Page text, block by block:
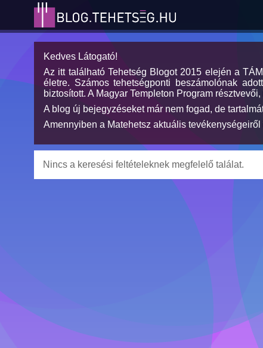
Kedves Látogató!
Az itt található Tehetség Blogot 2015 elején a
életre. Számos tehetségponti beszámolónak
biztosított. A Magyar Templeton Program
A blog új bejegyzéseket már nem fogad, de
Amennyiben a Matehetsz aktuális
Nincs a keresési feltételeknek megfelelő találat.